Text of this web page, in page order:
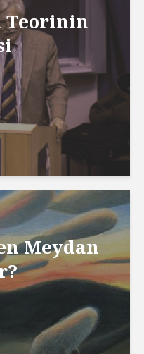
Teorinin
Meydan